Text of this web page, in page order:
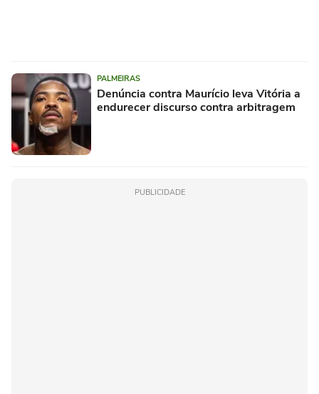
PALMEIRAS
Denúncia contra Maurício leva Vitória a
endurecer discurso contra arbitragem
PUBLICIDADE